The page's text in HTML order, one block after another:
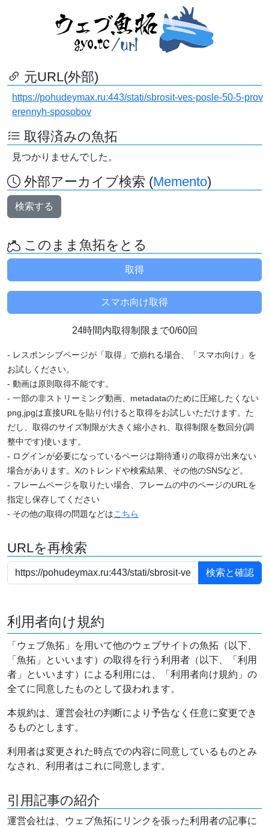
元URL(外部)
https://pohudeymax.ru:443/stati/sbrosit-ves-posle-50-5-prov
erennyh-sposobov
取得済みの魚拓
見つかりませんでした。
外部アーカイブ検索 (Memento)
検索する
このまま魚拓をとる
24時間内取得制限まで0/60回
- レスポンシブページが「取得」で崩れる場合、「スマホ向け」を
お試しください。
- 動画は原則取得不能です。
- 一部の非ストリーミング動画、metadataのために圧縮したくない
png,jpgは直接URLを貼り付けると取得をお試しいただけます。た
だし、取得のサイズ制限が大きく縮小され、取得制限を数回分(調
整中です)使います。
- ログインが必要になっているページは期待通りの取得が出来ない
場合があります。Xのトレンドや検索結果、その他のSNSなど。
- フレームページを取りたい場合、フレームの中のページのURLを
指定し保存してください
- その他の取得の問題などはこちら
URLを再検索
利用者向け規約
「ウェブ魚拓」を用いて他のウェブサイトの魚拓（以下、
「魚拓」といいます）の取得を行う利用者（以下、「利用
者」といいます）による利用には、「利用者向け規約」の
全てに同意したものとして扱われます。
本規約は、運営会社の判断により予告なく任意に変更でき
るものとします。
利用者は変更された時点での内容に同意しているものとみ
なされ、利用者はこれに同意します。
引用記事の紹介
運営会社は、ウェブ魚拓にリンクを張った利用者の記事に